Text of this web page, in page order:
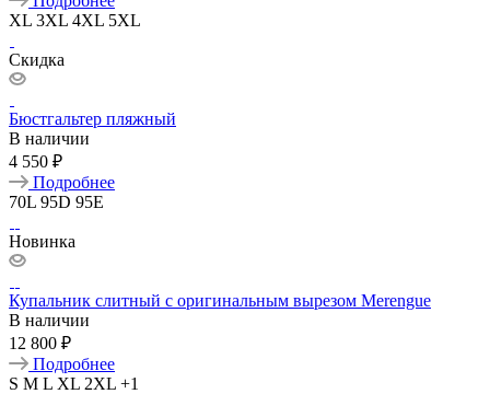
XL 3XL 4XL 5XL
Скидка
Бюстгальтер пляжный
В наличии
4 550 ₽
Подробнее
70L 95D 95E
Новинка
Купальник слитный с оригинальным вырезом Merengue
В наличии
12 800 ₽
Подробнее
S M L XL 2XL +1